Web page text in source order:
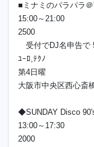
■ミナミのパラパラ
15:00～21:00
2500
受付でDJ名申告で
ﾕｰﾛ,ﾃｸﾉ
第4日曜
大阪市中央区西心斎
◆SUNDAY Disco
13:00～17:30
2000